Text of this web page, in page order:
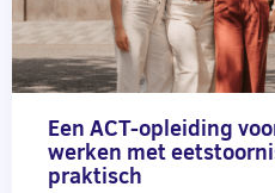
Een ACT-opleiding
werken met
praktisch